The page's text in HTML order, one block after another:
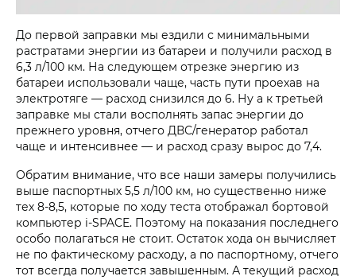
До первой заправки мы ездили с минимальными
растратами энергии из батареи и получили расход в
6,3 л/100 км. На следующем отрезке энергию из
батареи использовали чаще, часть пути проехав на
электротяге — расход снизился до 6. Ну а к третьей
заправке мы стали восполнять запас энергии до
прежнего уровня, отчего ДВС/генератор работал
чаще и интенсивнее — и расход сразу вырос до 7,4.
Обратим внимание, что все наши замеры получились
выше паспортных 5,5 л/100 км, но существенно ниже
тех 8-8,5, которые по ходу теста отображал бортовой
компьютер i‑SPACE. Поэтому на показания последнего
особо полагаться не стоит. Остаток хода он вычисляет
не по фактическому расходу, а по паспортному, отчего
тот всегда получается завышенным. А текущий расход